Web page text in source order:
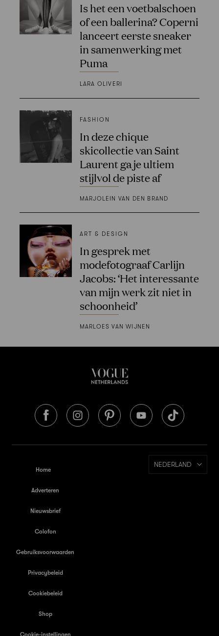
Is het een voetbalschoen
of een ballerina? Coperni
lanceert eerste sneaker
in samenwerking met
Puma
LARA OLIVERI
FASHION
In deze chique
skicollectie van Saint
Laurent ga je ultiem
stijlvol de piste af
MARJOLEIN VAN DEN BRAND
ART & DESIGN
In gesprek met
modefotograaf Carlijn
Jacobs: ‘Het interessante
van mijn werk zit niet in
schoonheid’
MARLOES VAN WIJNEN
Home
Adverteren
Nieuwsbrief
Colofon
Gebruiksvoorwaarden
Privacybeleid
Cookiebeleid
Shop
Cookie-instellingen
NEDERLAND